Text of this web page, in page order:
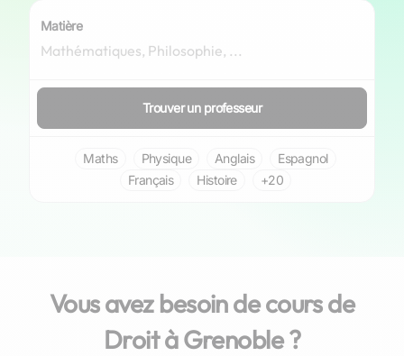
Matière
Trouver un professeur
Maths Physique Anglais
Espagnol
Français
Histoire +20
Vous avez besoin de cours de
Droit à Grenoble ?